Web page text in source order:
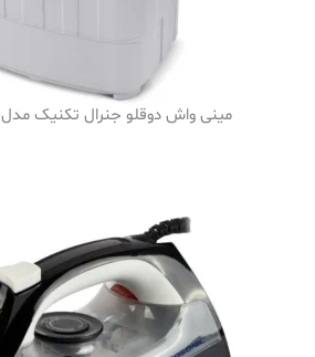
مینی واش دوقلو جنرال تکنیک مدل SH-MW3820